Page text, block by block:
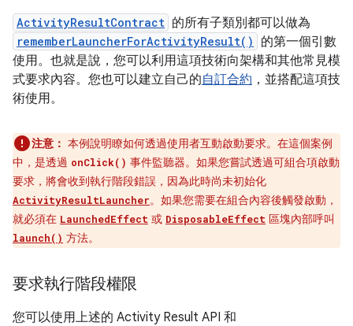
ActivityResultContract 的所有子類別都可以做為
rememberLauncherForActivityResult()
的第一個引數
使用。也就是說，您可以利用這項技術向架構和其他常見模
式要求內容。您也可以建立自己的自訂合約 ，並搭配這項技
術使用。
注意： 本例說明瞭如何透過使用者互動啟動要求。在這個案例
中，是透過 onClick() 事件監聽器。如果您嘗試透過可組合項啟動
要求，將會收到執行階段錯誤，因為此時尚未初始化
ActivityResultLauncher。如果您需要在組合內容後觸發啟動，
就必須在 LaunchedEffect 或 DisposableEffect 區塊內部呼叫
launch() 方法。
要求執行階段權限
您可以使用上述的 Activity Result API 和